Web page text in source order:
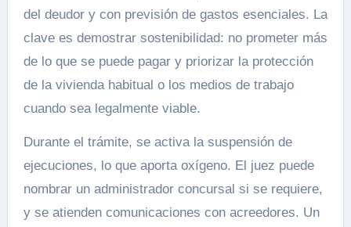
del deudor y con previsión de gastos esenciales. La
clave es demostrar sostenibilidad: no prometer más
de lo que se puede pagar y priorizar la protección
de la vivienda habitual o los medios de trabajo
cuando sea legalmente viable.
Durante el trámite, se activa la suspensión de
ejecuciones, lo que aporta oxígeno. El juez puede
nombrar un administrador concursal si se requiere,
y se atienden comunicaciones con acreedores. Un